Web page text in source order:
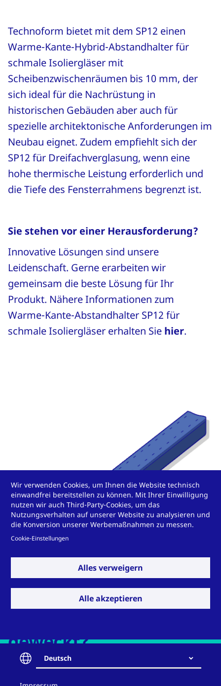
Technoform bietet mit dem SP12 einen
Warme-Kante-Hybrid-Abstandhalter für
schmale Isoliergläser mit
Scheibenzwischenräumen bis 10 mm, der
sich ideal für die Nachrüstung in
historischen Gebäuden aber auch für
spezielle architektonische Anforderungen im
Neubau eignet. Zudem empfiehlt sich der
SP12 für Dreifachverglasung, wenn eine
hohe thermische Leistung erforderlich und
die Tiefe des Fensterrahmens begrenzt ist.
Sie stehen vor einer Herausforderung?
Innovative Lösungen sind unsere
Leidenschaft. Gerne erarbeiten wir
gemeinsam die beste Lösung für Ihr
Produkt. Nähere Informationen zum
Warme-Kante-Abstandhalter SP12 für
schmale Isoliergläser erhalten Sie hier.
geweckt?
Wir verwenden Cookies, um Ihnen die Website technisch
einwandfrei bereitstellen zu können. Mit Ihrer Einwilligung
nutzen wir auch Third-Party-Cookies, um das
Nutzungsverhalten auf unserer Website zu analysieren und
die Konversion unserer Werbemaßnahmen zu messen.
Cookie-Einstellungen
Alles verweigern
Alle akzeptieren
Deutsch
Contact